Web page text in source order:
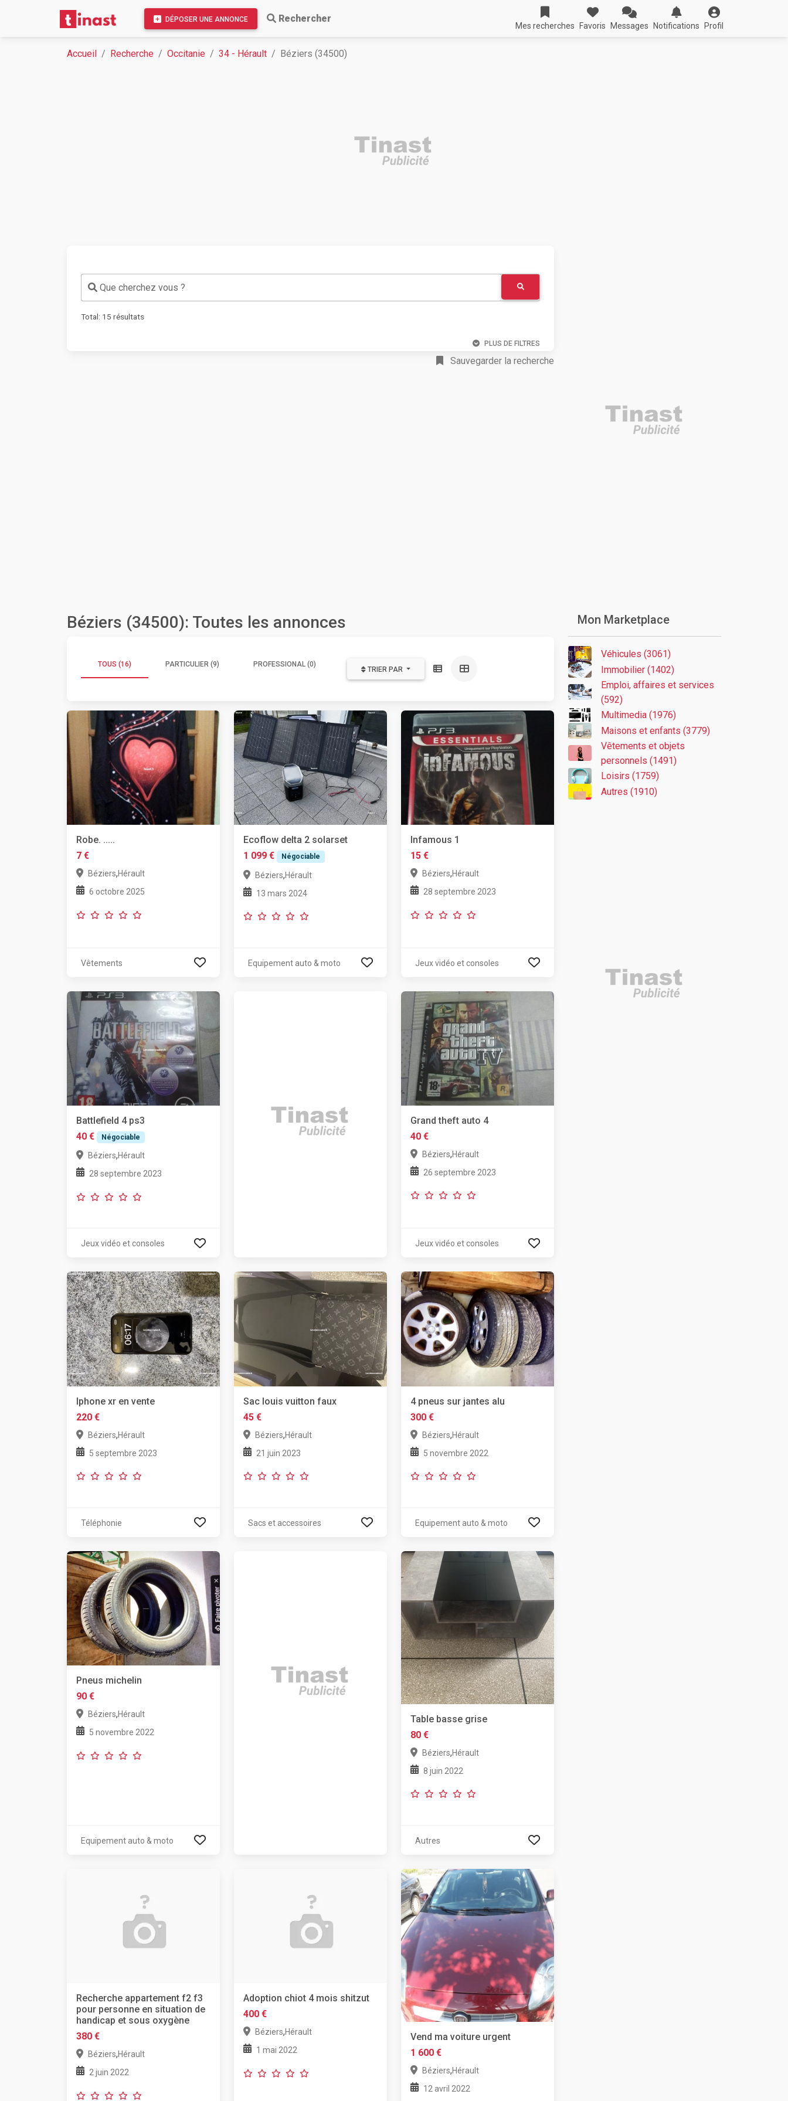
DÉPOSER UNE ANNONCE Rechercher
Mes recherches Favoris Messages Notifications Profil
Accueil Recherche Occitanie 34 - Hérault Béziers (34500)
Que cherchez vous ?
Total: 15 résultats
PLUS DE FILTRES
Sauvegarder la recherche
Béziers (34500): Toutes les annonces
TOUS (16) PARTICULIER (9) PROFESSIONAL (0)
TRIER PAR
Robe. .....
7 €
Béziers,Hérault
6 octobre 2025
Vêtements
Ecoflow delta 2 solarset
1 099 €
Négociable
Béziers,Hérault
13 mars 2024
Equipement auto & moto
Infamous 1
15 €
Béziers,Hérault
28 septembre 2023
Jeux vidéo et consoles
Battlefield 4 ps3
40 €
Négociable
Béziers,Hérault
28 septembre 2023
Jeux vidéo et consoles
Grand theft auto 4
40 €
Béziers,Hérault
26 septembre 2023
Jeux vidéo et consoles
Iphone xr en vente
220 €
Béziers,Hérault
5 septembre 2023
Téléphonie
Sac louis vuitton faux
45 €
Béziers,Hérault
21 juin 2023
Sacs et accessoires
4 pneus sur jantes alu
300 €
Béziers,Hérault
5 novembre 2022
Equipement auto & moto
Pneus michelin
90 €
Béziers,Hérault
5 novembre 2022
Equipement auto & moto
Table basse grise
80 €
Béziers,Hérault
8 juin 2022
Autres
Recherche appartement f2 f3
pour personne en situation de
handicap et sous oxygène
380 €
Béziers,Hérault
2 juin 2022
Adoption chiot 4 mois shitzut
400 €
Béziers,Hérault
1 mai 2022
Vend ma voiture urgent
1 600 €
Béziers,Hérault
12 avril 2022
Mon Marketplace
Véhicules (3061)
Immobilier (1402)
Emploi, affaires et services
(592)
Multimedia (1976)
Maisons et enfants (3779)
Vêtements et objets
personnels (1491)
Loisirs (1759)
Autres (1910)